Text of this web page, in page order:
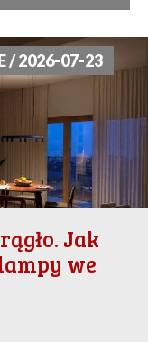
/ 2026-07-23
Jak
we